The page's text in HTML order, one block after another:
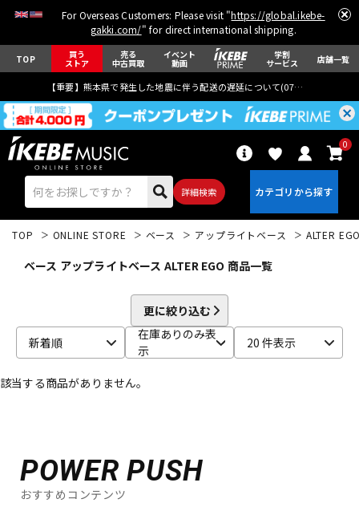
For Overseas Customers: Please visit "https://global.ikebe-
gakki.com/" for direct international shipping.
TOP 買う
ストア
売る
中古買取
イベント
動画
学割
サービス 店舗一覧
【重要】熊本県で発生した地震に伴う配送の遅延について(07月29日
詳細検索
0
エレキギター アコギ/エレアコ
ベース
キーボード
TOP ONLINE STORE ベース アップライトベース ALTER
ベース アップライトベース ALTER EGO 商品一覧
更に絞り込む
新着順
在庫ありのみ表
示
20 件表示
該当する商品がありません。
POWER PUSH
おすすめコンテンツ